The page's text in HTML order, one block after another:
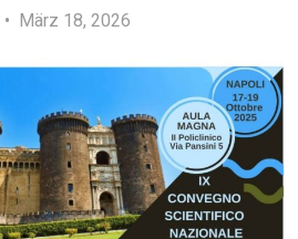
März 18, 2026